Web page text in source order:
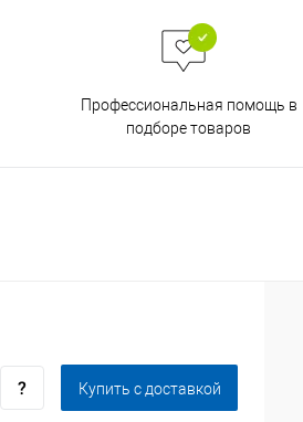
Профессиональная помощь в
подборе товаров
Купить c доставкой